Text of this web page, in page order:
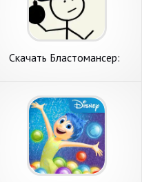
Скачать Бластомансер:
Андроид